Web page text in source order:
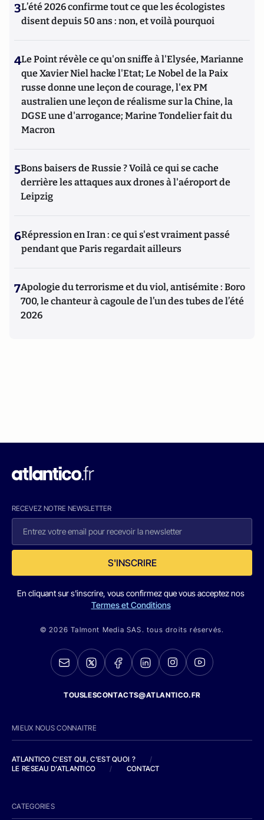
3L’été 2026 confirme tout ce que les écologistes
disent depuis 50 ans : non, et voilà pourquoi
4Le Point révèle ce qu'on sniffe à l'Elysée, Marianne
que Xavier Niel hacke l'Etat; Le Nobel de la Paix
russe donne une leçon de courage, l'ex PM
australien une leçon de réalisme sur la Chine, la
DGSE une d'arrogance; Marine Tondelier fait du
Macron
5Bons baisers de Russie ? Voilà ce qui se cache
derrière les attaques aux drones à l'aéroport de
Leipzig
6Répression en Iran : ce qui s'est vraiment passé
pendant que Paris regardait ailleurs
7Apologie du terrorisme et du viol, antisémite : Boro
700, le chanteur à cagoule de l’un des tubes de l’été
2026
RECEVEZ NOTRE NEWSLETTER
S'INSCRIRE
En cliquant sur s'inscrire, vous confirmez que vous acceptez nos
Termes et Conditions
© 2026 Talmont Media SAS. tous droits réservés.
TOUSLESCONTACTS@ATLANTICO.FR
MIEUX NOUS CONNAITRE
ATLANTICO C'EST QUI, C'EST QUOI ?
/
LE RESEAU D'ATLANTICO
/ CONTACT
CATEGORIES